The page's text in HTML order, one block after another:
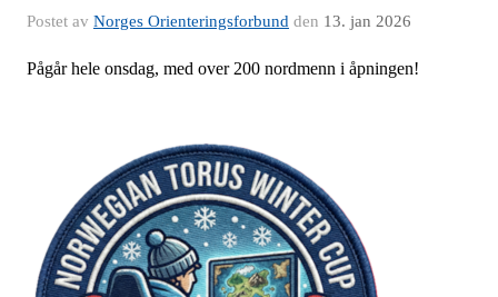
Postet av Norges Orienteringsforbund den 13. jan 2026
Pågår hele onsdag, med over 200 nordmenn i åpningen!